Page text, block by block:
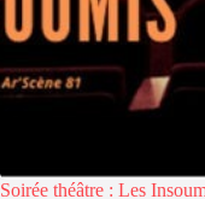
Soirée théâtre : Les